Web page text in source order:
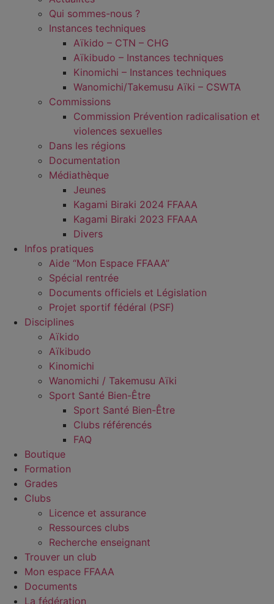
Qui sommes-nous ?
Instances techniques
Aïkido – CTN – CHG
Aïkibudo – Instances techniques
Kinomichi – Instances techniques
Wanomichi/Takemusu Aïki – CSWTA
Commissions
Commission Prévention radicalisation et
violences sexuelles
Dans les régions
Documentation
Médiathèque
Jeunes
Kagami Biraki 2024 FFAAA
Kagami Biraki 2023 FFAAA
Divers
Infos pratiques
Aide “Mon Espace FFAAA”
Spécial rentrée
Documents officiels et Législation
Projet sportif fédéral (PSF)
Disciplines
Aïkido
Aïkibudo
Kinomichi
Wanomichi / Takemusu Aïki
Sport Santé Bien-Être
Sport Santé Bien-Être
Clubs référencés
FAQ
Boutique
Formation
Grades
Clubs
Licence et assurance
Ressources clubs
Recherche enseignant
Trouver un club
Mon espace FFAAA
Documents
La fédération